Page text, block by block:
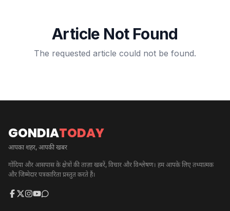
Article Not Found
The requested article could not be found.
GONDIATODAY
आपका शहर, आपकी खबर
गोंदिया और आसपास के क्षेत्रों की ताज़ा खबरें, विचार और विश्लेषण। हम आपके लिए तथ्यात्मक
और जिम्मेदार पत्रकारिता प्रस्तुत करते हैं।